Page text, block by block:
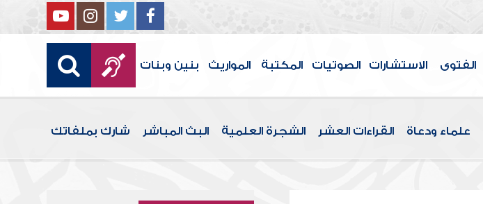
الفتوى الاستشارات الصوتيات المكتبة المواريث بنين وبنات
علماء ودعاة القراءات العشر الشجرة العلمية البث المباشر شارك بملفاتك